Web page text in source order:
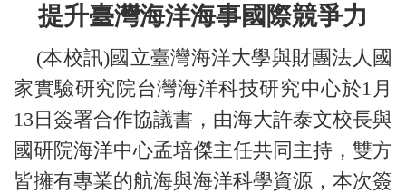
提升臺灣海洋海事國際競爭力
(本校訊)國立臺灣海洋大學與財團法人國
家實驗研究院台灣海洋科技研究中心於1月
13日簽署合作協議書，由海大許泰文校長與
國研院海洋中心孟培傑主任共同主持，雙方
皆擁有專業的航海與海洋科學資源，本次簽